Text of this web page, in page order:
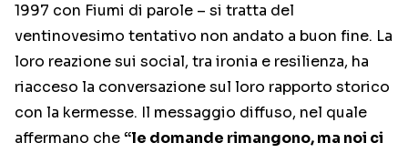
1997 con Fiumi di parole – si tratta del
ventinovesimo tentativo non andato a buon fine. La
loro reazione sui social, tra ironia e resilienza, ha
riacceso la conversazione sul loro rapporto storico
con la kermesse. Il messaggio diffuso, nel quale
affermano che“le domande rimangono, ma noi ci